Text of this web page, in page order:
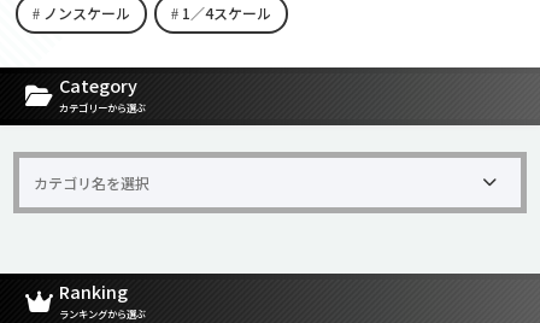
ノンスケール 1／4スケール
[carousel-horizontal-posts-content-slider id=9342]
Category
カテゴリーから選ぶ
Ranking
ランキングから選ぶ